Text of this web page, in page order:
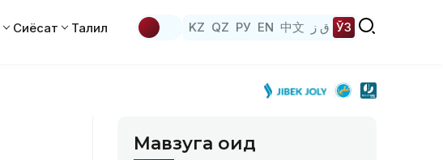
Сиёсат Таҳлил KZ QZ РУ EN 中文 ق ز ЎЗ
Мавзуга оид